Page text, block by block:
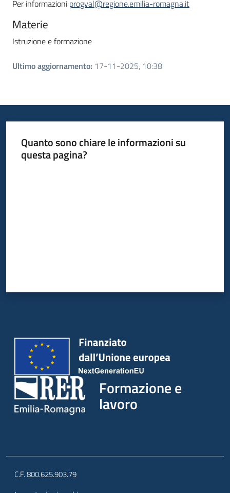
Per informazioni progval@regione.emilia-romagna.it
Materie
Istruzione e formazione
Ultimo aggiornamento: 17-11-2025, 10:38
Quanto sono chiare le informazioni su
questa pagina?
Formazione e
lavoro
C.F. 800.625.903.79